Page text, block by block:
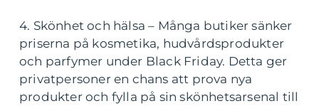
4. Skönhet och hälsa – Många butiker sänker
priserna på kosmetika, hudvårdsprodukter
och parfymer under Black Friday. Detta ger
privatpersoner en chans att prova nya
produkter och fylla på sin skönhetsarsenal till